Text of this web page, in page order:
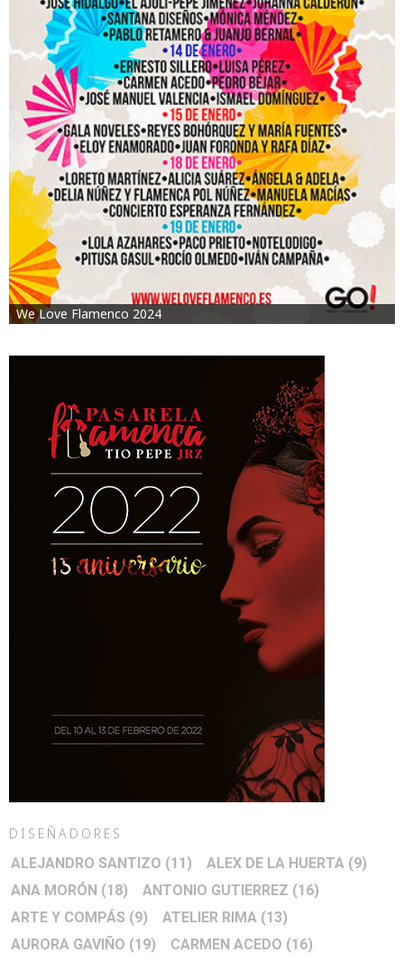
We Love Flamenco 2024
DISEÑADORES
ALEJANDRO SANTIZO (11) ALEX DE LA HUERTA (9)
ANA MORÓN (18) ANTONIO GUTIERREZ (16)
ARTE Y COMPÁS (9) ATELIER RIMA (13)
AURORA GAVIÑO (19) CARMEN ACEDO (16)